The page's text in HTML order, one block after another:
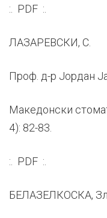
:. PDF :.
ЛАЗАРЕВСКИ, С.
Проф. д-р Јордан
Македонски
4): 82-83.
:. PDF :.
БЕЛАЗЕЛКОСКА,